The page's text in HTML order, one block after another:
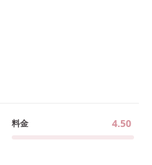
料金 4.50